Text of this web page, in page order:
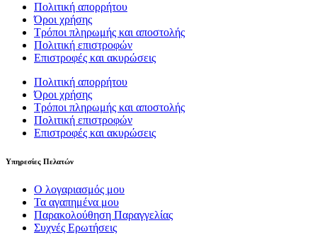
Πολιτική απορρήτου
Όροι χρήσης
Τρόποι πληρωμής και αποστολής
Πολιτική επιστροφών
Επιστροφές και ακυρώσεις
Πολιτική απορρήτου
Όροι χρήσης
Τρόποι πληρωμής και αποστολής
Πολιτική επιστροφών
Επιστροφές και ακυρώσεις
Υπηρεσίες Πελατών
Ο λογαριασμός μου
Τα αγαπημένα μου
Παρακολούθηση Παραγγελίας
Συχνές Ερωτήσεις